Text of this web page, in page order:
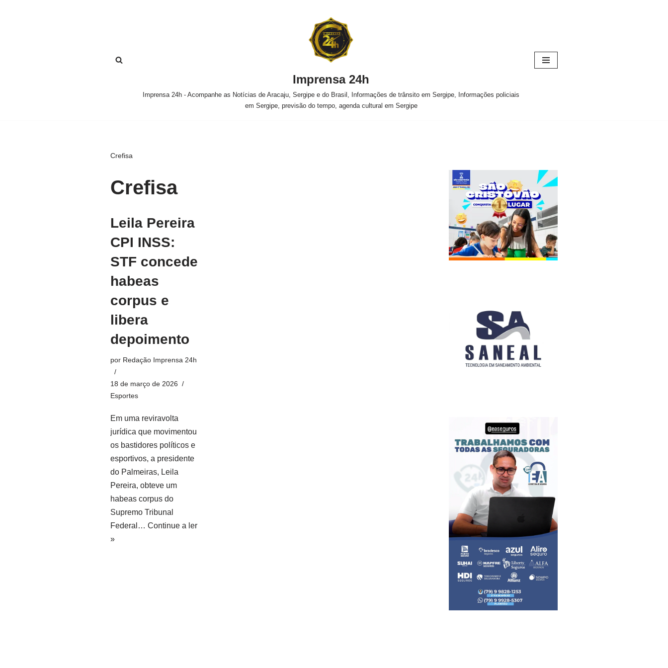
Imprensa 24h
Imprensa 24h - Acompanhe as Notícias de Aracaju, Sergipe e do Brasil, Informações de trânsito em Sergipe, Informações policiais
em Sergipe, previsão do tempo, agenda cultural em Sergipe
Crefisa
Crefisa
Leila Pereira
CPI INSS:
STF concede
habeas
corpus e
libera
depoimento
por Redação Imprensa 24h
18 de março de 2026
Esportes
Em uma reviravolta
jurídica que movimentou
os bastidores políticos e
esportivos, a presidente
do Palmeiras, Leila
Pereira, obteve um
habeas corpus do
Supremo Tribunal
Federal… Continue a ler
»